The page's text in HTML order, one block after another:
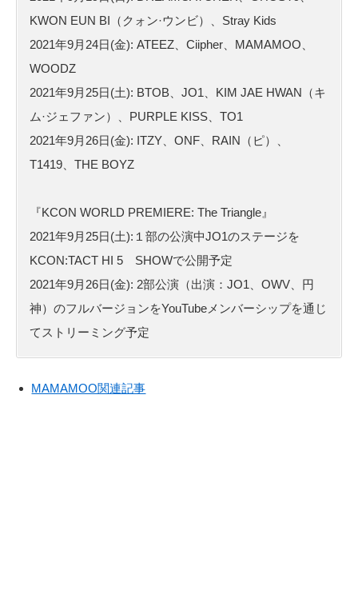
KWON EUN BI（クォン·ウンビ）、Stray Kids
2021年9月24日(金): ATEEZ、Ciipher、MAMAMOO、
WOODZ
2021年9月25日(土): BTOB、JO1、KIM JAE HWAN（キ
ム·ジェファン）、PURPLE KISS、TO1
2021年9月26日(金): ITZY、ONF、RAIN（ピ）、
T1419、THE BOYZ
『KCON WORLD PREMIERE: The Triangle』
2021年9月25日(土):１部の公演中JO1のステージを
KCON:TACT HI 5 SHOWで公開予定
2021年9月26日(金): 2部公演（出演：JO1、OWV、円
神）のフルバージョンをYouTubeメンバーシップを通じ
てストリーミング予定
MAMAMOO関連記事